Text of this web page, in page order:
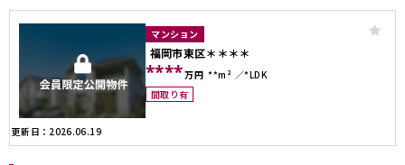
マンション
福岡市東区＊＊＊＊
****万円 **m²
*LDK
間取り有
更新日：2026.06.19